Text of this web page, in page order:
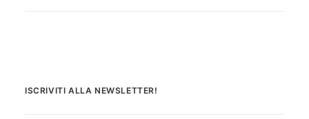
ISCRIVITI ALLA NEWSLETTER!